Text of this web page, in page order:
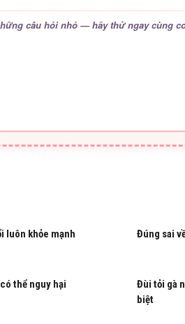
câu hỏi nhỏ — hãy thử ngay cùng
luôn khỏe mạnh Đúng sai
thể nguy hại
Đùi tỏi gà
biệt